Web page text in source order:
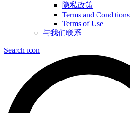
隐私政策
Terms and Conditions
Terms of Use
与我们联系
Search icon